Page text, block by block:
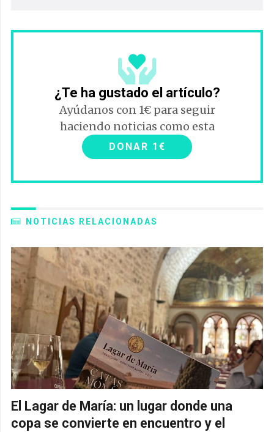
¿Te ha gustado el artículo?
Ayúdanos con 1€ para seguir
haciendo noticias como esta
DONAR 1€
NOTICIAS RELACIONADAS
El Lagar de María: un lugar donde una
copa se convierte en encuentro y el